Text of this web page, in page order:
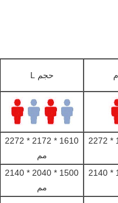
حجم L
1310 * 1472 * 2272
1610 * 2172 * 2272
مم
1200 * 1340 * 2140
1500 * 2040 * 2140
مم